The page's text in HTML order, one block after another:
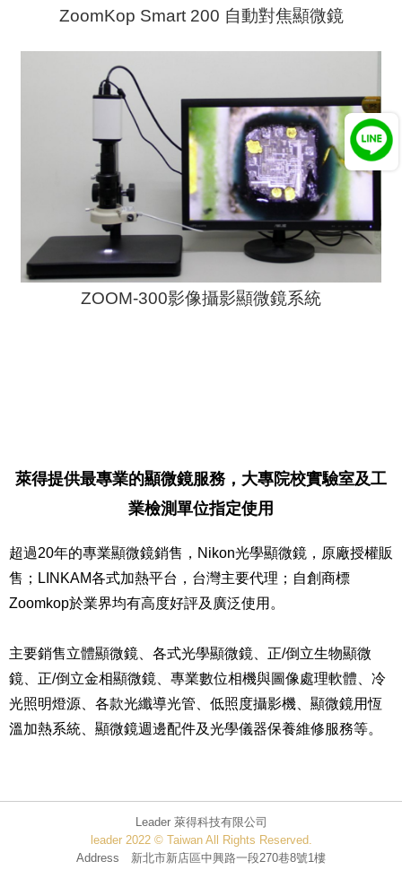
ZoomKop Smart 200 自動對焦顯微鏡
ZOOM-300影像攝影顯微鏡系統
萊得提供最專業的顯微鏡服務，大專院校實驗室及工
業檢測單位指定使用
超過20年的專業顯微鏡銷售，Nikon光學顯微鏡，原廠授權販
售；LINKAM各式加熱平台，台灣主要代理；自創商標
Zoomkop於業界均有高度好評及廣泛使用。
主要銷售立體顯微鏡、各式光學顯微鏡、正/倒立生物顯微
鏡、正/倒立金相顯微鏡、專業數位相機與圖像處理軟體、冷
光照明燈源、各款光纖導光管、低照度攝影機、顯微鏡用恆
溫加熱系統、顯微鏡週邊配件及光學儀器保養維修服務等。
Leader 萊得科技有限公司
leader 2022 © Taiwan All Rights Reserved.
Address 新北市新店區中興路一段270巷8號1樓